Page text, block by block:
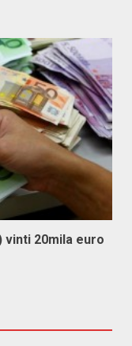
vinti 20mila euro